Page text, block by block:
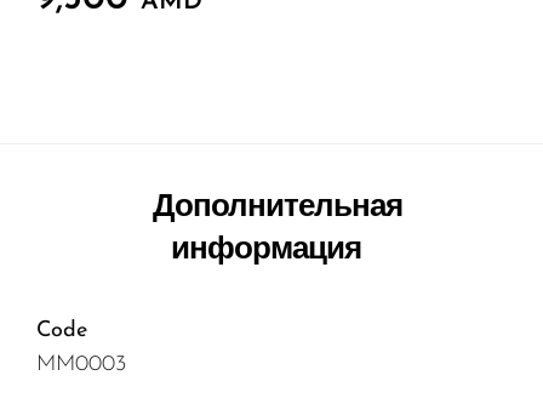
Дополнительная
информация
Code
MM0003